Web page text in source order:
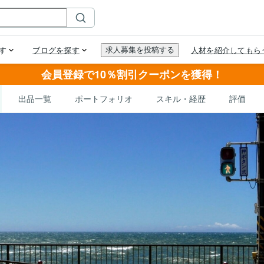
会員登録で10％割引クーポンを獲得！
出品一覧 ポートフォリオ スキル・経歴 評価